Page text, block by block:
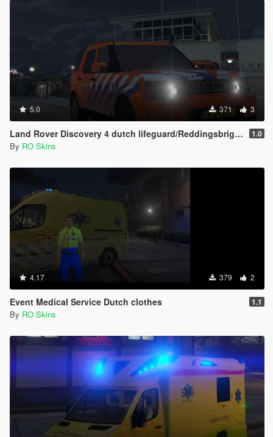
5.0 371 3
Land Rover Discovery 4 dutch lifeguard/Reddingsbrigade 1.0
By RO Skins
4.17 379 2
Event Medical Service Dutch clothes 1.1
By RO Skins